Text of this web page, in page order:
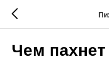
Чем